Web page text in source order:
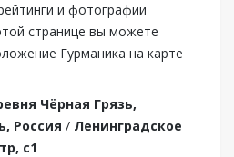
и фотографии
странице вы можете
Гурманика на карте
Чёрная Грязь,
Россия / Ленинградское
с1